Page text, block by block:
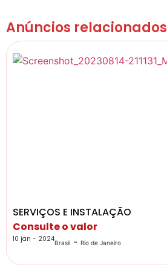
Anúncios relacionados
SERVIÇOS E INSTALAÇÃO
Consulte o valor
10 jan - 2024Brasil - Rio de Janeiro